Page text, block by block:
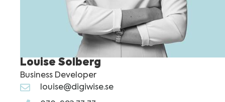
Louise Solberg
Business Developer
louise@digiwise.se